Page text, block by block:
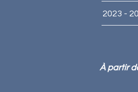
2023 -
À partir